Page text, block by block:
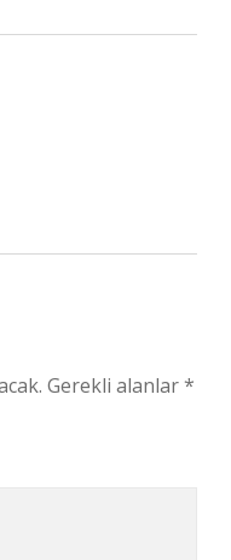
Gerekli alanlar*